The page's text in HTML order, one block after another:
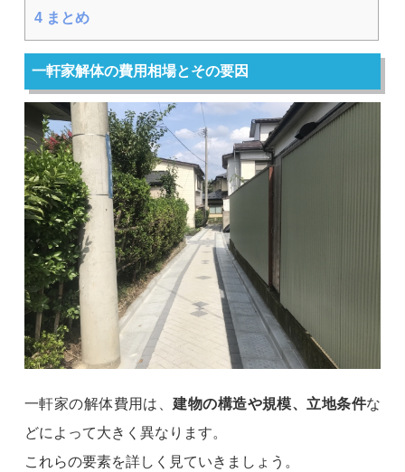
4まとめ
一軒家解体の費用相場とその要因
一軒家の解体費用は、建物の構造や規模、立地条件な
どによって大きく異なります。
これらの要素を詳しく見ていきましょう。